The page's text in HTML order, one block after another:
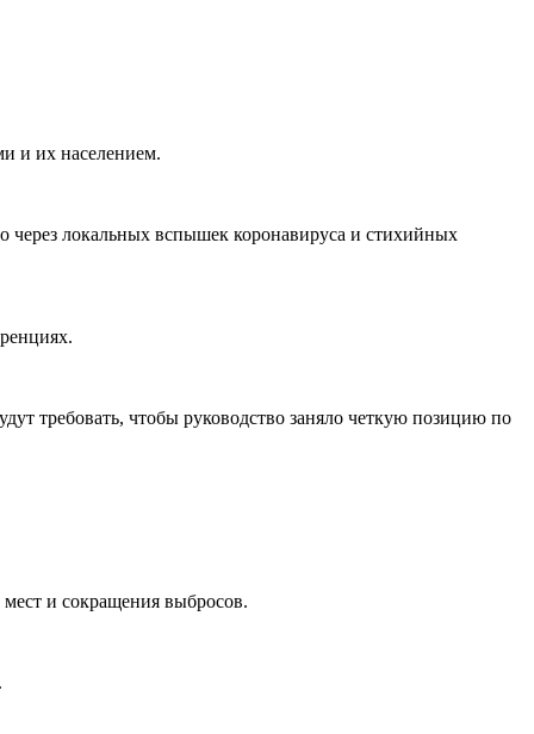
и их населением.
через локальных вспышек коронавируса и стихийных
требовать, чтобы руководство заняло четкую позицию по
и сокращения выбросов.